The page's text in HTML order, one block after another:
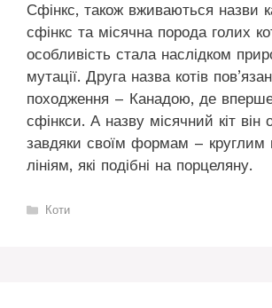
Сфінкс, також вживаються назви
сфінкс та місячна порода голих
особливість стала наслідком
мутації. Друга назва котів
походження – Канадою, де
сфінкси. А назву місячний кіт він
завдяки своїм формам – круглим
лініям, які подібні на порцеляну.
Категорії
Коти